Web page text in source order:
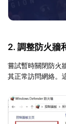
2. 調整防火牆
嘗試暫時關閉防火
其正常訪問網絡。